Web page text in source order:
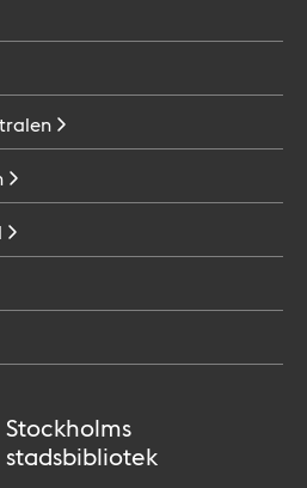
Stockholms
stadsbibliotek